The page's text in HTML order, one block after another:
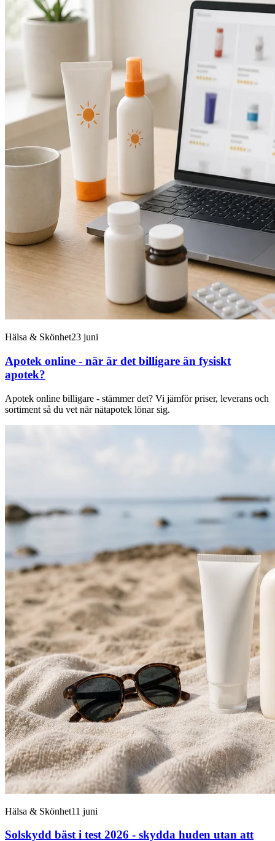
Hälsa & Skönhet23 juni
Apotek online - när är det billigare än fysiskt
apotek?
Apotek online billigare - stämmer det? Vi jämför priser, leverans och
sortiment så du vet när nätapotek lönar sig.
Hälsa & Skönhet11 juni
Solskydd bäst i test 2026 - skydda huden utan att